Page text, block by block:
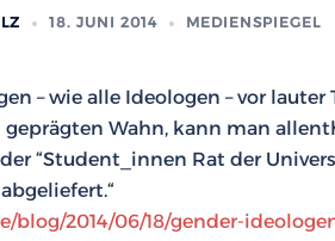
18. JUNI 2014 MEDIENSPIEGEL
– wie alle Ideologen – vor
Wahn, kann man
“Student_innen Rat der
blog/2014/06/18/gender-